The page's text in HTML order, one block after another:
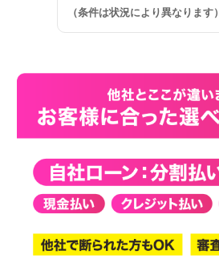
（条件は状況により異なります）